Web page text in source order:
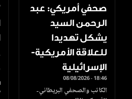
صحفي أمريكي: عبد
الرحمن السيد
يشكل تهديدا
للعلاقة الأمريكية-
الإسرائيلية
08/08/2026 - 18:46
الكاتب والصحفي البريطاني-